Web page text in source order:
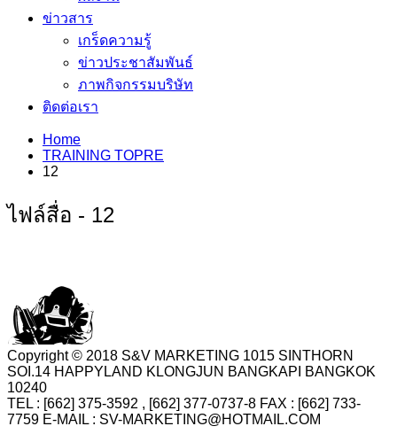
ข่าวสาร
เกร็ดความรู้
ข่าวประชาสัมพันธ์
ภาพกิจกรรมบริษัท
ติดต่อเรา
Home
TRAINING TOPRE
12
ไฟล์สื่อ - 12
Copyright © 2018 S&V MARKETING 1015 SINTHORN
SOI.14 HAPPYLAND KLONGJUN BANGKAPI BANGKOK
10240
TEL : [662] 375-3592 , [662] 377-0737-8 FAX : [662] 733-
7759 E-MAIL : SV-MARKETING@HOTMAIL.COM